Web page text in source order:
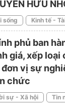
HỮU
sống Kinh tế -
phủ ban
giá, xếp
vị sự
chức
sự - Xã hội Tin